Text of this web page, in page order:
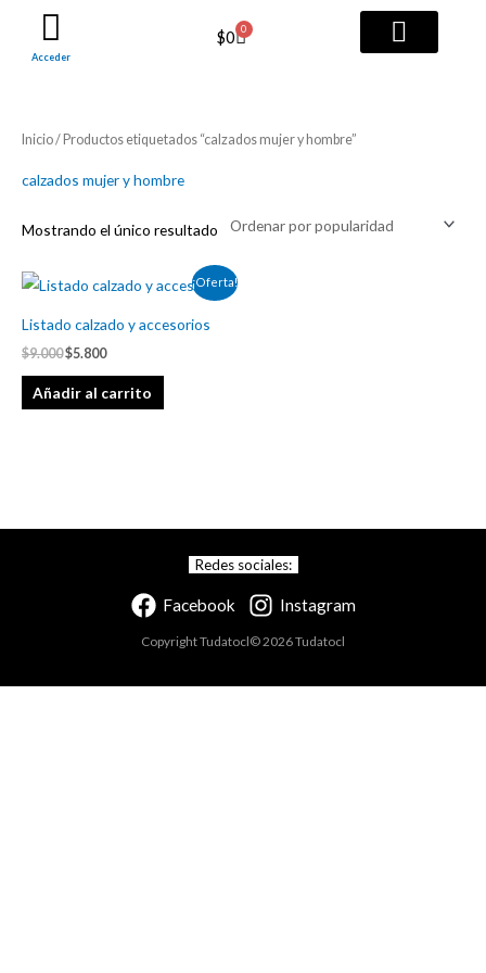
contenido
Acceder
$0 0
Cart
Inicio/ Productos etiquetados “calzados mujer y hombre”
calzados mujer y hombre
Mostrando el único resultado
¡Oferta!
Listado calzado y accesorios
$9.000
precio
era:
$9.000.
$5.800
El
precio
es:
$5.800.
Añadir al carrito
Redes sociales:
Facebook Instagram
Copyright Tudatocl© 2026 Tudatocl